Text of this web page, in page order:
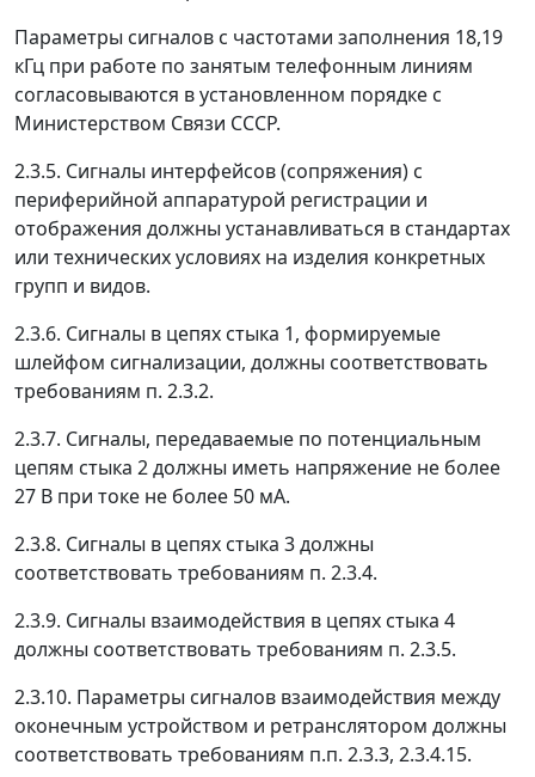
Параметры сигналов с частотами заполнения 18,19
кГц при работе по занятым телефонным линиям
согласовываются в установленном порядке с
Министерством Связи СССР.
2.3.5. Сигналы интерфейсов (сопряжения) с
периферийной аппаратурой регистрации и
отображения должны устанавливаться в стандартах
или технических условиях на изделия конкретных
групп и видов.
2.3.6. Сигналы в цепях стыка 1, формируемые
шлейфом сигнализации, должны соответствовать
требованиям п. 2.3.2.
2.3.7. Сигналы, передаваемые по потенциальным
цепям стыка 2 должны иметь напряжение не более
27 В при токе не более 50 мА.
2.3.8. Сигналы в цепях стыка 3 должны
соответствовать требованиям п. 2.3.4.
2.3.9. Сигналы взаимодействия в цепях стыка 4
должны соответствовать требованиям п. 2.3.5.
2.3.10. Параметры сигналов взаимодействия между
оконечным устройством и ретранслятором должны
соответствовать требованиям п.п. 2.3.3, 2.3.4.15.